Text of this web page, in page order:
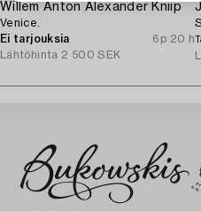
Willem Anton Alexander Kniip
Venice.
Ei tarjouksia
6p 20 h
Lähtöhinta 2 500 SEK